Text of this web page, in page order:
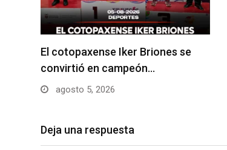
El cotopaxense Iker Briones se
convirtió en campeón…
agosto 5, 2026
Deja una respuesta